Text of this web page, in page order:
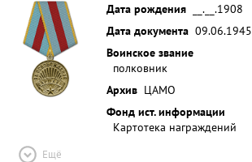
Дата рождения
__.__.1908
Дата документа 09.06.1945
Воинское звание
полковник
Архив ЦАМО
Фонд ист. информации
Картотека награждений
Ещё